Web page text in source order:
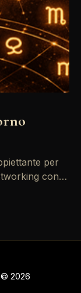
con la
incapsuli la
2026